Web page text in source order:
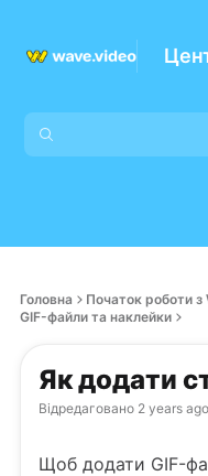
Головна Початок роботи з
GIF-файли та наклейки
Як додати
Відредаговано 2 years ago
Щоб додати GIF-